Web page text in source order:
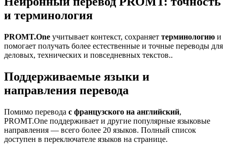
и терминология
PROMT.One учитывает контекст, сохраняет терминологию и
помогает получать более естественные и точные переводы для
деловых, технических и повседневных текстов..
Поддерживаемые языки и
направления перевода
Помимо перевода с французского на английский,
PROMT.One поддерживает и другие популярные языковые
направления — всего более 20 языков. Полный список
доступен в переключателе языков на странице.